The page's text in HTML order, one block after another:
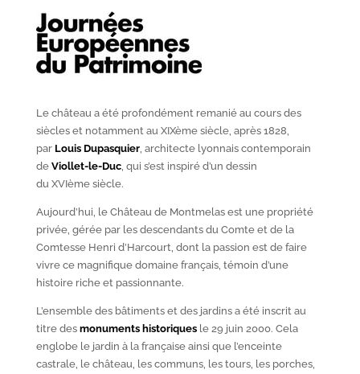
Le château a été profondément remanié au cours des
siècles et notamment au XIXèmesiècle, après 1828,
par Louis Dupasquier, architecte lyonnais contemporain
de Viollet-le-Duc, qui s’est inspiré d’un dessin
du XVIèmesiècle.
Aujourd’hui, le Château de Montmelas est une propriété
privée, gérée par les descendants du Comte et de la
Comtesse Henri d’Harcourt, dont la passion est de faire
vivre ce magnifique domaine français, témoin d’une
histoire riche et passionnante.
L’ensemble des bâtiments et des jardins a été inscrit au
titre des monuments historiquesle 29 juin 2000. Cela
englobe le jardin à la française ainsi que l’enceinte
castrale, le château, les communs, les tours, les porches,